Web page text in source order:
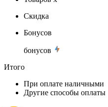
Скидка
Бонусов
бонусов
Итого
При оплате наличными
Другие способы оплаты